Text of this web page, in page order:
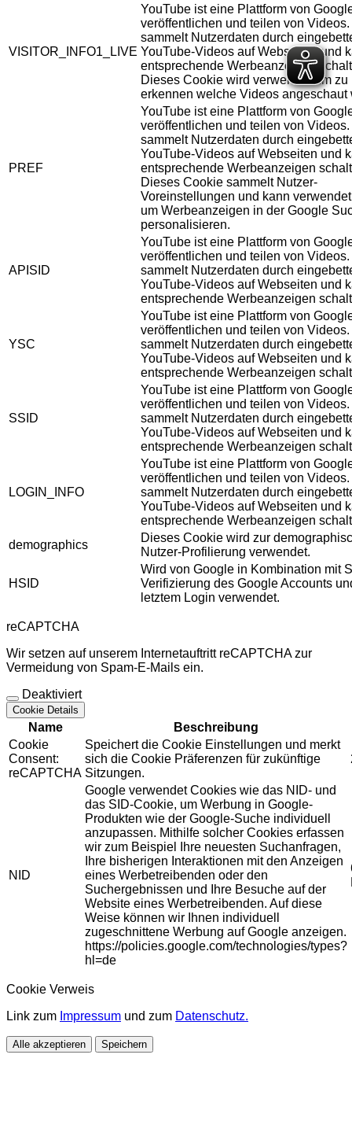
VISITOR_INFO1_LIVE
YouTube ist eine Plattform von
veröffentlichen und teilen von
sammelt Nutzerdaten durch
YouTube-Videos auf Webseiten und
entsprechende Werbeanzeigen
Dieses Cookie wird verwendet um zu
erkennen welche Videos angeschaut
PREF
YouTube ist eine Plattform von
veröffentlichen und teilen von
sammelt Nutzerdaten durch
YouTube-Videos auf Webseiten und
entsprechende Werbeanzeigen
Dieses Cookie sammelt Nutzer-
Voreinstellungen und kann
um Werbeanzeigen in der Google
personalisieren.
APISID
YouTube ist eine Plattform von
veröffentlichen und teilen von
sammelt Nutzerdaten durch
YouTube-Videos auf Webseiten und
entsprechende Werbeanzeigen
YSC
YouTube ist eine Plattform von
veröffentlichen und teilen von
sammelt Nutzerdaten durch
YouTube-Videos auf Webseiten und
entsprechende Werbeanzeigen
SSID
YouTube ist eine Plattform von
veröffentlichen und teilen von
sammelt Nutzerdaten durch
YouTube-Videos auf Webseiten und
entsprechende Werbeanzeigen
LOGIN_INFO
YouTube ist eine Plattform von
veröffentlichen und teilen von
sammelt Nutzerdaten durch
YouTube-Videos auf Webseiten und
entsprechende Werbeanzeigen
demographics
Dieses Cookie wird zur
Nutzer-Profilierung verwendet.
HSID
Wird von Google in Kombination mit
Verifizierung des Google Accounts
letztem Login verwendet.
reCAPTCHA
Wir setzen auf unserem Internetauftritt reCAPTCHA zur
Vermeidung von Spam-E-Mails ein.
Deaktiviert
Cookie Details
Name
Beschreibung
Cookie
Consent:
reCAPTCHA
Speichert die Cookie Einstellungen und merkt
sich die Cookie Präferenzen für zukünftige
Sitzungen.
NID
Google verwendet Cookies wie das NID- und
das SID-Cookie, um Werbung in Google-
Produkten wie der Google-Suche individuell
anzupassen. Mithilfe solcher Cookies erfassen
wir zum Beispiel Ihre neuesten Suchanfragen,
Ihre bisherigen Interaktionen mit den Anzeigen
eines Werbetreibenden oder den
Suchergebnissen und Ihre Besuche auf der
Website eines Werbetreibenden. Auf diese
Weise können wir Ihnen individuell
zugeschnittene Werbung auf Google anzeigen.
https://policies.google.com/technologies/types?
hl=de
Cookie Verweis
Link zum Impressum und zum Datenschutz.
Alle akzeptieren Speichern